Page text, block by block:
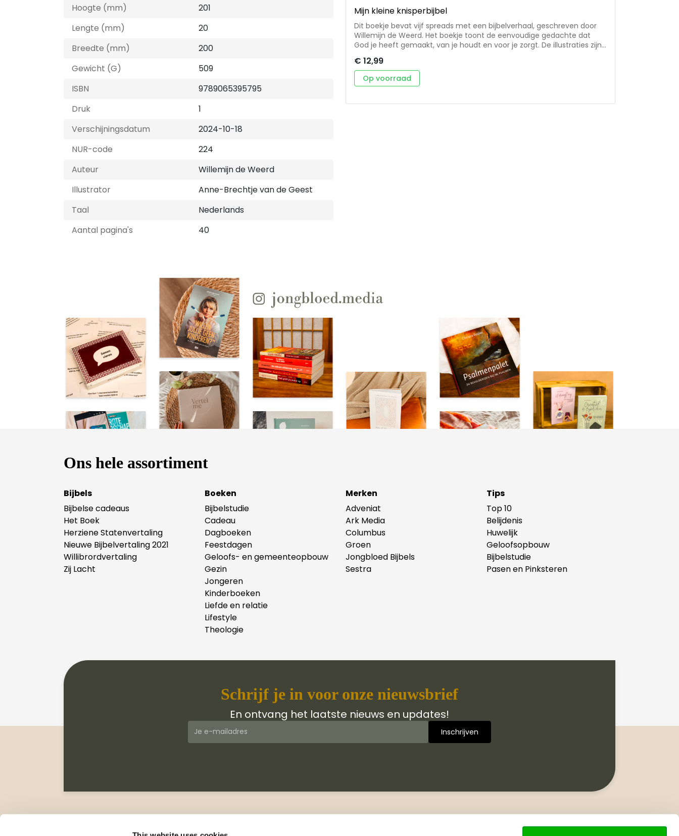
Hoogte (mm)
201
Lengte (mm)
20
Breedte (mm)
200
Gewicht (G)
509
ISBN
9789065395795
Druk
1
Verschijningsdatum
2024-10-18
NUR-code
224
Auteur
Willemijn de Weerd
Illustrator
Anne-Brechtje van de Geest
Taal
Nederlands
Aantal pagina's
40
Mijn kleine knisperbijbel
Dit boekje bevat vijf spreads met een bijbelverhaal, geschreven door
Willemijn de Weerd. Het boekje toont de eenvoudige gedachte dat
God je heeft gemaakt, van je houdt en voor je zorgt. De illustraties zijn
het geschikt voor baby’s. Veel (groot)ouders vinden het fijn om met
kinderen van heel jonge leeftijd iets met de Bijbel te kunnen doen.
€ 12,99
Op voorraad
Ons hele assortiment
Bijbels
Bijbelse cadeaus
Het Boek
Herziene Statenvertaling
Nieuwe Bijbelvertaling 2021
Willibrordvertaling
Zij Lacht
Boeken
Bijbelstudie
Cadeau
Dagboeken
Feestdagen
Geloofs- en gemeenteopbouw
Gezin
Jongeren
Kinderboeken
Liefde en relatie
Lifestyle
Theologie
Merken
Adveniat
Ark Media
Columbus
Groen
Jongbloed Bijbels
Sestra
Tips
Top 10
Belijdenis
Huwelijk
Geloofsopbouw
Bijbelstudie
Pasen en Pinksteren
Schrijf je in voor onze nieuwsbrief
En ontvang het laatste nieuws en updates!